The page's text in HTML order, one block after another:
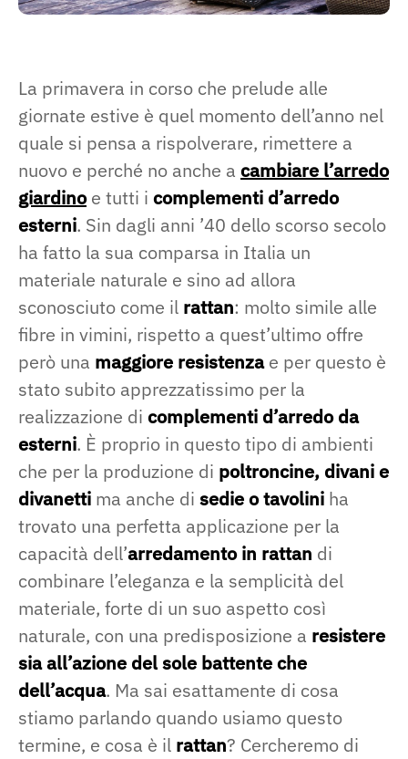
La primavera in corso che prelude alle
giornate estive è quel momento dell’anno nel
quale si pensa a rispolverare, rimettere a
nuovo e perché no anche a cambiare l’arredo
giardinoe tutti i complementi d’arredo
esterni. Sin dagli anni ’40 dello scorso secolo
ha fatto la sua comparsa in Italia un
materiale naturale e sino ad allora
sconosciuto come il rattan: molto simile alle
fibre in vimini, rispetto a quest’ultimo offre
però una maggiore resistenzae per questo è
stato subito apprezzatissimo per la
realizzazione di complementi d’arredo da
esterni. È proprio in questo tipo di ambienti
che per la produzione di poltroncine, divani e
divanetti ma anche di sedie o tavolini ha
trovato una perfetta applicazione per la
capacità dell’arredamento in rattan di
combinare l’eleganza e la semplicità del
materiale, forte di un suo aspetto così
naturale, con una predisposizione a resistere
sia all’azione del sole battente che
dell’acqua. Ma sai esattamente di cosa
stiamo parlando quando usiamo questo
termine, e cosa è il rattan? Cercheremo di